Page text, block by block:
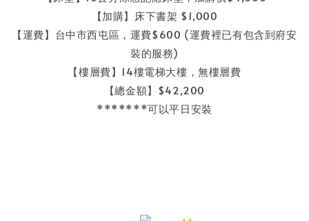
【加購】床下書架 $1,000
【運費】台中市西屯區，運費$600 (運費裡已有包含到府安
裝的服務)
【樓層費】14樓電梯大樓，無樓層費
【總金額】$42,200
*******可以平日安裝